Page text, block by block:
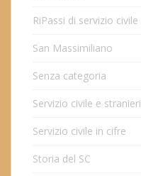
RiPassi di servizio civile
San Massimiliano
Senza categoria
Servizio civile e stranieri
Servizio civile in cifre
Storia del SC